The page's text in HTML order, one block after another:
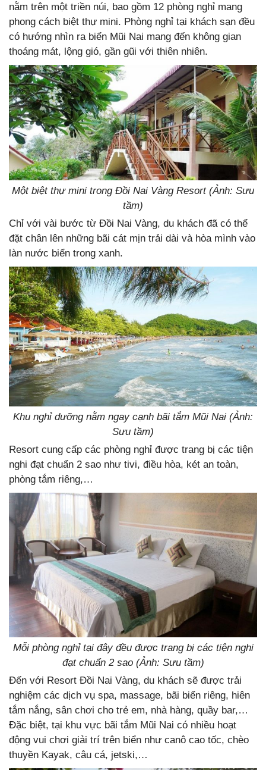
nằm trên một triền núi, bao gồm 12 phòng nghỉ mang
phong cách biệt thự mini. Phòng nghỉ tại khách sạn đều
có hướng nhìn ra biển Mũi Nai mang đến không gian
thoáng mát, lộng gió, gần gũi với thiên nhiên.
Một biệt thự mini trong Đồi Nai Vàng Resort (Ảnh: Sưu
tầm)
Chỉ với vài bước từ Đồi Nai Vàng, du khách đã có thể
đặt chân lên những bãi cát mịn trải dài và hòa mình vào
làn nước biển trong xanh.
Khu nghỉ dưỡng nằm ngay cạnh bãi tắm Mũi Nai (Ảnh:
Sưu tầm)
Resort cung cấp các phòng nghỉ được trang bị các tiện
nghi đạt chuẩn 2 sao như tivi, điều hòa, két an toàn,
phòng tắm riêng,…
Mỗi phòng nghỉ tại đây đều được trang bị các tiện nghi
đạt chuẩn 2 sao (Ảnh: Sưu tầm)
Đến với Resort Đồi Nai Vàng, du khách sẽ được trải
nghiệm các dịch vụ spa, massage, bãi biển riêng, hiên
tắm nắng, sân chơi cho trẻ em, nhà hàng, quầy bar,…
Đặc biệt, tại khu vực bãi tắm Mũi Nai có nhiều hoạt
động vui chơi giải trí trên biển như canô cao tốc, chèo
thuyền Kayak, câu cá, jetski,…